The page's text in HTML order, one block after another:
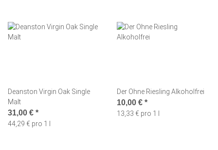
Deanston Virgin Oak Single
Malt
31,00 € *
44,29 € pro 1 l
Der Ohne Riesling Alkoholfrei
10,00 € *
13,33 € pro 1 l